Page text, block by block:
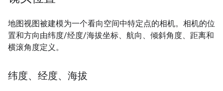
地图视图被建模为一个看向空间中特定点的相机。相机的位
置和方向由纬度/经度/海拔坐标、航向、倾斜角度、距离和
横滚角度定义。
纬度、经度、海拔